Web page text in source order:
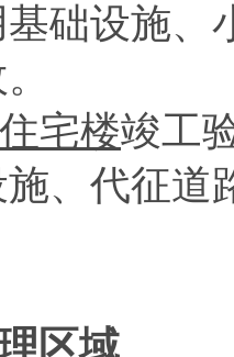
础设施、
宅楼竣工
、代征道
区域